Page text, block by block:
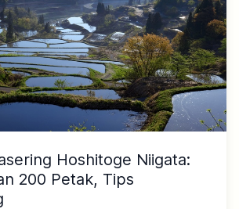
Hoshitoge Niigata:
200 Petak, Tips